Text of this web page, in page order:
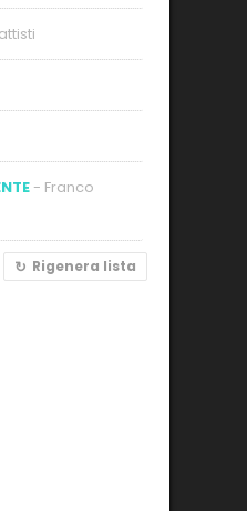
- Franco
Rigenera lista